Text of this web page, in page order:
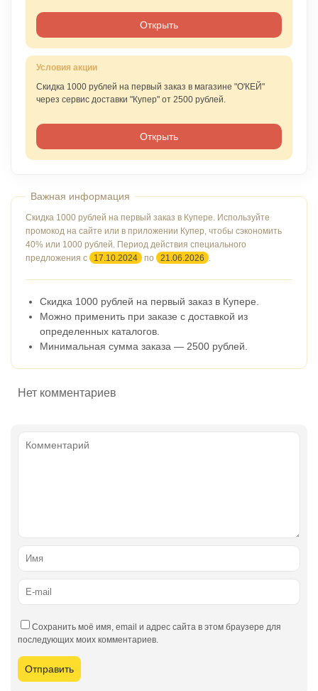
Открыть
Скидка 1000 рублей на первый заказ в магазине "О'КЕЙ"
через сервис доставки "Купер" от 2500 рублей.
Открыть
Скидка 1000 рублей на первый заказ в Купере. Используйте
промокод на сайте или в приложении Купер, чтобы сэкономить
40% или 1000 рублей. Период действия специального
предложения с
17.10.2024 по 21.06.2026 .
Скидка 1000 рублей на первый заказ в Купере.
Можно применить при заказе с доставкой из
определенных каталогов.
Минимальная сумма заказа — 2500 рублей.
Нет комментариев
Сохранить моё имя, email и адрес сайта в этом браузере для
последующих моих комментариев.